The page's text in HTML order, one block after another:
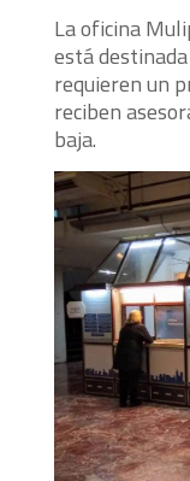
La oficina
está
requieren un
reciben
baja.